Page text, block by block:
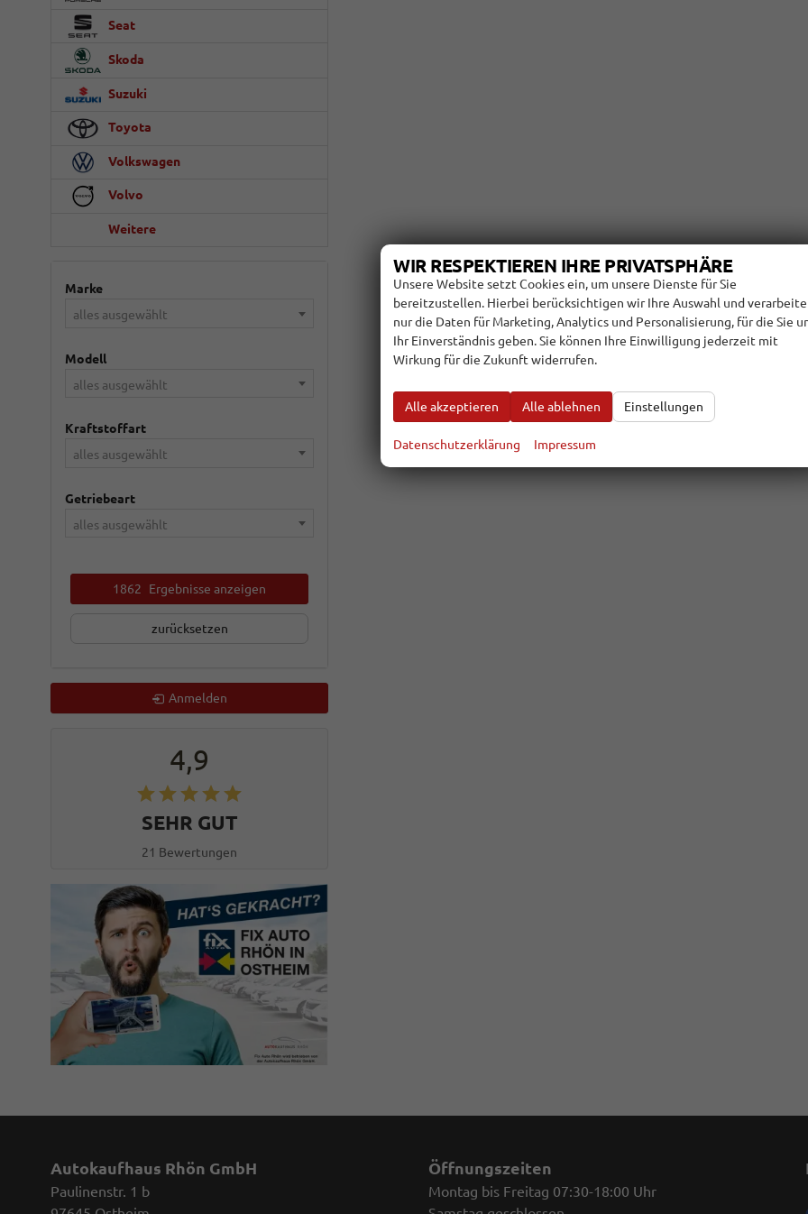
Seat
Skoda
Suzuki
Toyota
Volkswagen
Volvo
Weitere
Marke
alles ausgewählt
Modell
alles ausgewählt
Kraftstoffart
alles ausgewählt
Getriebeart
alles ausgewählt
1862 Ergebnisse anzeigen
zurücksetzen
Anmelden
4,9
SEHR GUT
21 Bewertungen
Autokaufhaus Rhön GmbH
Paulinenstr. 1 b
Öffnungszeiten
Montag bis Freitag 07:30-18:00 Uhr
WIR RESPEKTIEREN IHRE PRIVATSPHÄRE
Unsere Website setzt Cookies ein, um unsere Dienste für Sie
bereitzustellen. Hierbei berücksichtigen wir Ihre Auswahl und
nur die Daten für Marketing, Analytics und Personalisierung, für die Sie
Ihr Einverständnis geben. Sie können Ihre Einwilligung jederzeit mit
Wirkung für die Zukunft widerrufen.
Alle akzeptieren Alle ablehnen Einstellungen
Datenschutzerklärung Impressum